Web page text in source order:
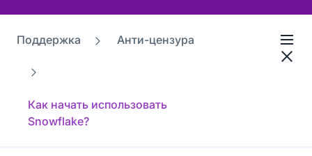
Поддержка Анти-цензура
Как начать использовать
Snowflake?